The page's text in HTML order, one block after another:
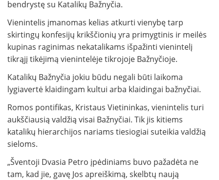
bendrystę su Katalikų Bažnyčia.
Vienintelis įmanomas kelias atkurti vienybę tarp
skirtingų konfesijų krikščionių yra primygtinis ir meilės
kupinas raginimas nekatalikams išpažinti vienintelį
tikrąjį tikėjimą vienintelėje tikrojoje Bažnyčioje.
Katalikų Bažnyčia jokiu būdu negali būti laikoma
lygiavertė klaidingam kultui arba klaidingai bažnyčiai.
Romos pontifikas, Kristaus Vietininkas, vienintelis turi
aukščiausią valdžią visai Bažnyčiai. Tik jis kitiems
katalikų hierarchijos nariams tiesiogiai suteikia valdžią
sieloms.
„Šventoji Dvasia Petro įpėdiniams buvo pažadėta ne
tam, kad jie, gavę Jos apreiškimą, skelbtų naują